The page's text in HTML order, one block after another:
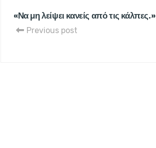
«Να μη λείψει κανείς από τις κάλπες.»
Previous post